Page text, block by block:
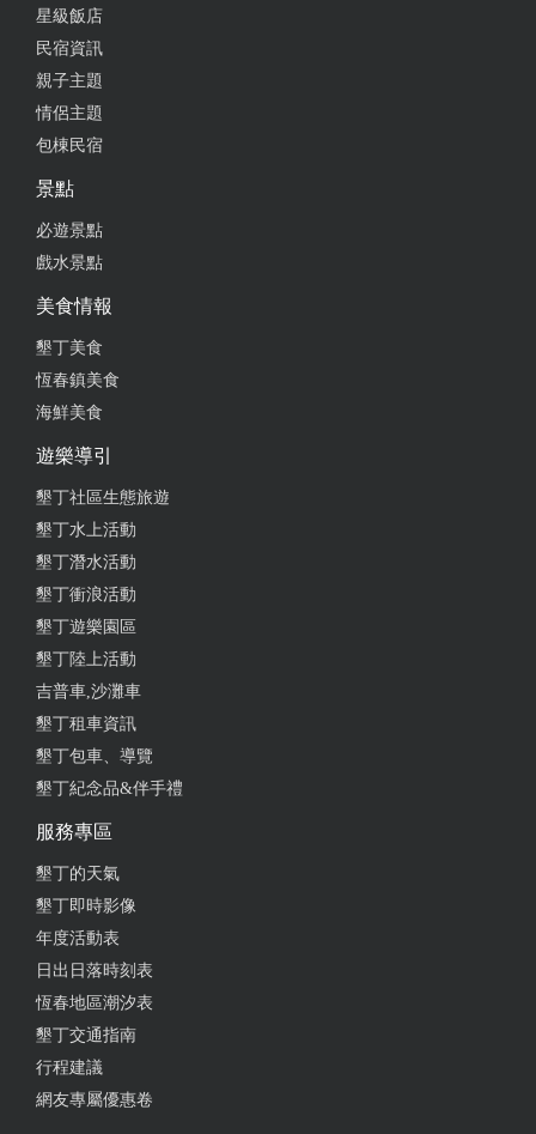
星級飯店
民宿資訊
親子主題
情侶主題
包棟民宿
景點
必遊景點
戲水景點
美食情報
墾丁美食
恆春鎮美食
海鮮美食
遊樂導引
墾丁社區生態旅遊
墾丁水上活動
墾丁潛水活動
墾丁衝浪活動
墾丁遊樂園區
墾丁陸上活動
吉普車,沙灘車
墾丁租車資訊
墾丁包車、導覽
墾丁紀念品&伴手禮
服務專區
墾丁的天氣
墾丁即時影像
年度活動表
日出日落時刻表
恆春地區潮汐表
墾丁交通指南
行程建議
網友專屬優惠卷